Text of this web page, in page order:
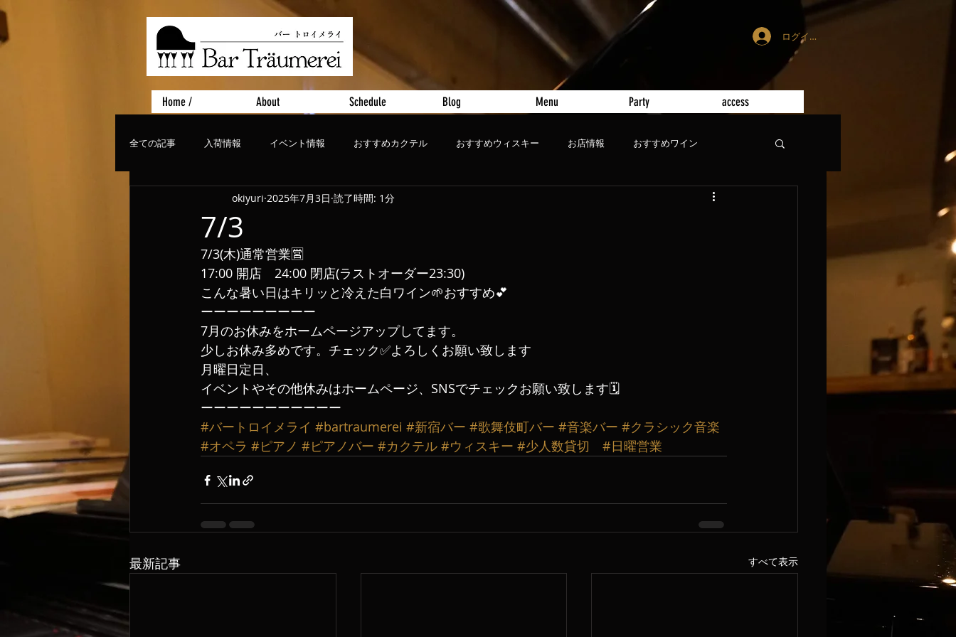
ログイン
Home / About Schedule Blog Menu Party access
全ての記事 入荷情報 イベント情報 おすすめカクテル おすすめウィスキー お店情報 おすすめワイン
ライブ、コンサート おすすめビール
7/3
okiyuri 2025年7月3日 読了時間: 1分
7/3(木)通常営業🈺
17:00 開店　24:00 閉店(ラストオーダー23:30)
こんな暑い日はキリッと冷えた白ワイン🌱おすすめ💕
ーーーーーーーーー
7月のお休みをホームページアップしてます。
少しお休み多めです。チェック✅よろしくお願い致します
月曜日定日、
イベントやその他休みはホームページ、SNSでチェックお願い致します🗓️
ーーーーーーーーーーー
#バートロイメライ #bartraumerei #新宿バー #歌舞伎町バー #音楽バー #クラシック音楽
#オペラ #ピアノ #ピアノバー #カクテル #ウィスキー #少人数貸切 #日曜営業
最新記事 すべて表示